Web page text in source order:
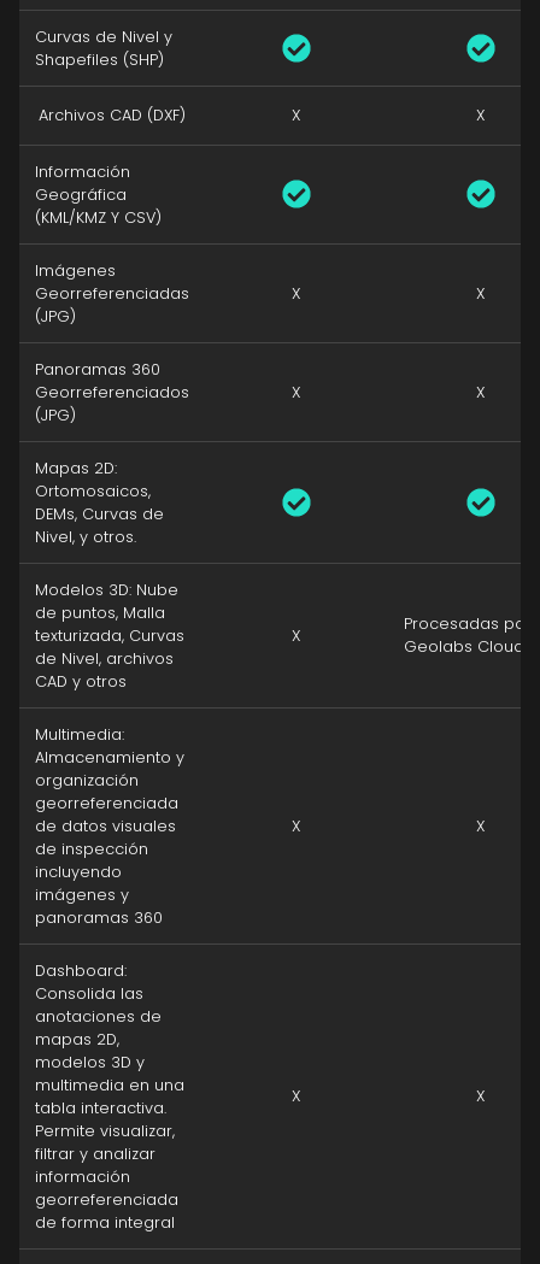
Curvas de Nivel y
Shapefiles (SHP)
Archivos CAD (DXF) X X
Información
Geográfica
(KML/KMZ Y CSV)
Imágenes
Georreferenciadas
(JPG)
X X
Panoramas 360
Georreferenciados
(JPG)
X X
Mapas 2D:
Ortomosaicos,
DEMs, Curvas de
Nivel, y otros.
Modelos 3D: Nube
de puntos, Malla
texturizada, Curvas
de Nivel, archivos
CAD y otros
X
Procesadas por
Geolabs Cloud
Multimedia:
Almacenamiento y
organización
georreferenciada
de datos visuales
de inspección
incluyendo
imágenes y
panoramas 360
X X
Dashboard:
Consolida las
anotaciones de
mapas 2D,
modelos 3D y
multimedia en una
tabla interactiva.
Permite visualizar,
filtrar y analizar
información
georreferenciada
de forma integral
X X